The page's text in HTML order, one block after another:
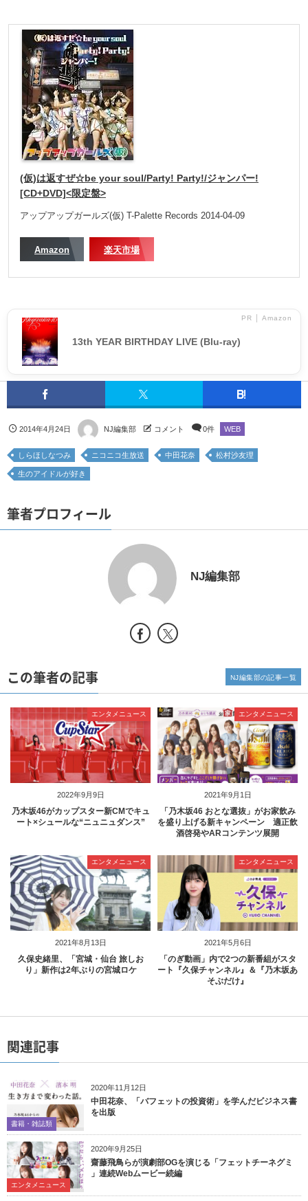
(仮)は返すぜ☆be your soul/Party! Party!/ジャンパー!
[CD+DVD]<限定盤>
アップアップガールズ(仮) T-Palette Records 2014-04-09
Amazon 楽天市場
PR │ Amazon
13th YEAR BIRTHDAY LIVE (Blu-ray)
2014年4月24日 NJ編集部 コメント 0件 WEB
しらほしなつみ ニコニコ生放送 中田花奈 松村沙友理
生のアイドルが好き
筆者プロフィール
NJ編集部
この筆者の記事
2022年9月9日
エンタメニュース
乃木坂46がカップスター新CMでキュ
ート×シュールな“ニュニュダンス”
2021年9月1日
エンタメニュース
「乃木坂46 おとな選抜」がお家飲み
を盛り上げる新キャンペーン 適正飲
酒啓発やARコンテンツ展開
2021年8月13日
エンタメニュース
久保史緒里、「宮城・仙台 旅しお
り」新作は2年ぶりの宮城ロケ
2021年5月6日
エンタメニュース
「のぎ動画」内で2つの新番組がスタ
ート『久保チャンネル』＆『乃木坂あ
そぶだけ』
NJ編集部の記事一覧
関連記事
2020年11月12日
書籍・雑誌類
中田花奈、「バフェットの投資術」を学んだビジネス書
を出版
2020年9月25日
エンタメニュース
齋藤飛鳥らが演劇部OGを演じる「フェットチーネグミ
」連続Webムービー続編